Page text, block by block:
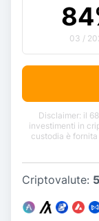
84
03 /
Disclaimer: il
investimenti in
custodia è
Criptovalute: